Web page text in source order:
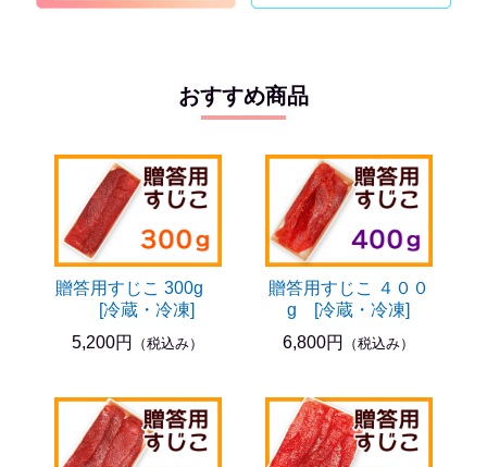
おすすめ商品
贈答用すじこ 300g
[冷蔵・冷凍]
5,200円
（税込み）
贈答用すじこ ４００
g [冷蔵・冷凍]
6,800円
（税込み）